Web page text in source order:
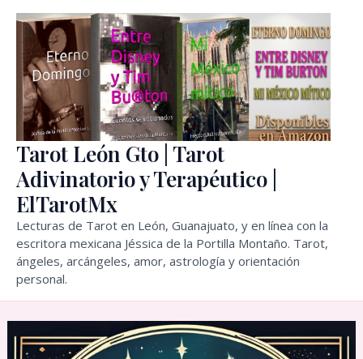
contenido
Tarot León Gto | Tarot
Adivinatorio y Terapéutico |
ElTarotMx
Lecturas de Tarot en León, Guanajuato, y en línea con la
escritora mexicana Jéssica de la Portilla Montaño. Tarot,
ángeles, arcángeles, amor, astrología y orientación
personal.